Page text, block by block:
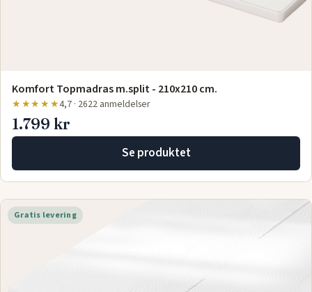
Komfort Topmadras m.split - 210x210 cm.
★★★★★4,7 · 2622 anmeldelser
1.799 kr
Se produktet
Gratis levering